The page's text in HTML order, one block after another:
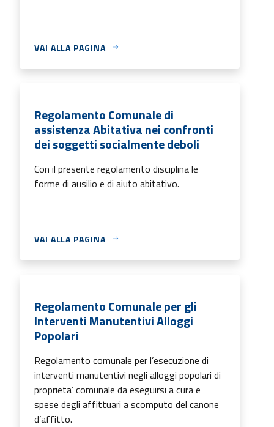
VAI ALLA PAGINA
Regolamento Comunale di
assistenza Abitativa nei confronti
dei soggetti socialmente deboli
Con il presente regolamento disciplina le
forme di ausilio e di aiuto abitativo.
VAI ALLA PAGINA
Regolamento Comunale per gli
Interventi Manutentivi Alloggi
Popolari
Regolamento comunale per l’esecuzione di
interventi manutentivi negli alloggi popolari di
proprieta’ comunale da eseguirsi a cura e
spese degli affittuari a scomputo del canone
d’affitto.